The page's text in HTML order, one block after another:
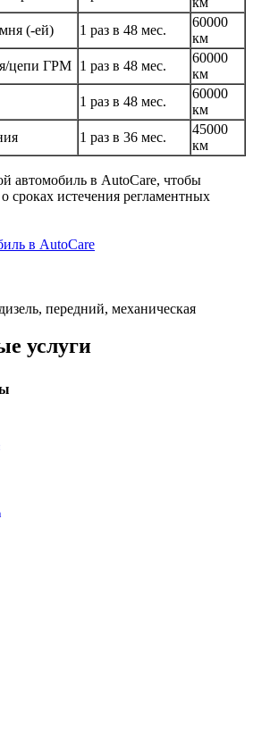
(-ей)
1 раз в 48 мес.
60000
км
цепи ГРМ 1 раз в 48 мес.
60000
км
1 раз в 48 мес.
60000
км
1 раз в 36 мес.
45000
км
автомобиль в AutoCare, чтобы
сроках истечения регламентных
в AutoCare
дизель, передний, механическая
услуги